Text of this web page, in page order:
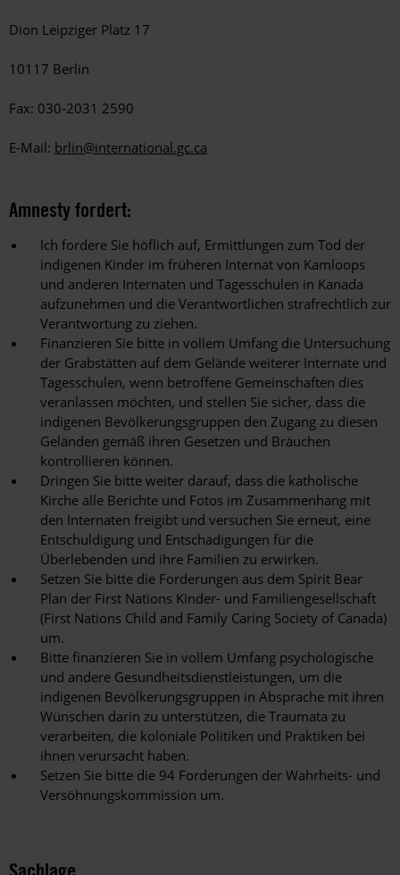
Dion Leipziger Platz 17
10117 Berlin
Fax: 030-2031 2590
E-Mail: brlin@international.gc.ca
Amnesty fordert:
Ich fordere Sie höflich auf, Ermittlungen zum Tod der
indigenen Kinder im früheren Internat von Kamloops
und anderen Internaten und Tagesschulen in Kanada
aufzunehmen und die Verantwortlichen strafrechtlich zur
Verantwortung zu ziehen.
Finanzieren Sie bitte in vollem Umfang die Untersuchung
der Grabstätten auf dem Gelände weiterer Internate und
Tagesschulen, wenn betroffene Gemeinschaften dies
veranlassen möchten, und stellen Sie sicher, dass die
indigenen Bevölkerungsgruppen den Zugang zu diesen
Geländen gemäß ihren Gesetzen und Bräuchen
kontrollieren können.
Dringen Sie bitte weiter darauf, dass die katholische
Kirche alle Berichte und Fotos im Zusammenhang mit
den Internaten freigibt und versuchen Sie erneut, eine
Entschuldigung und Entschädigungen für die
Überlebenden und ihre Familien zu erwirken.
Setzen Sie bitte die Forderungen aus dem Spirit Bear
Plan der First Nations Kinder- und Familiengesellschaft
(First Nations Child and Family Caring Society of Canada)
um.
Bitte finanzieren Sie in vollem Umfang psychologische
und andere Gesundheitsdienstleistungen, um die
indigenen Bevölkerungsgruppen in Absprache mit ihren
Wünschen darin zu unterstützen, die Traumata zu
verarbeiten, die koloniale Politiken und Praktiken bei
ihnen verursacht haben.
Setzen Sie bitte die 94 Forderungen der Wahrheits- und
Versöhnungskommission um.